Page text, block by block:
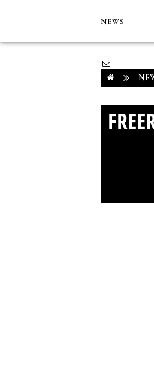
NEWS